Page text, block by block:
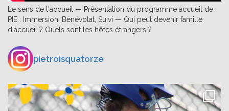
Le sens de l'accueil — Présentation du programme accueil de
PIE : Immersion, Bénévolat, Suivi — Qui peut devenir famille
d'accueil ? Quels sont les hôtes étrangers ?
pietroisquatorze